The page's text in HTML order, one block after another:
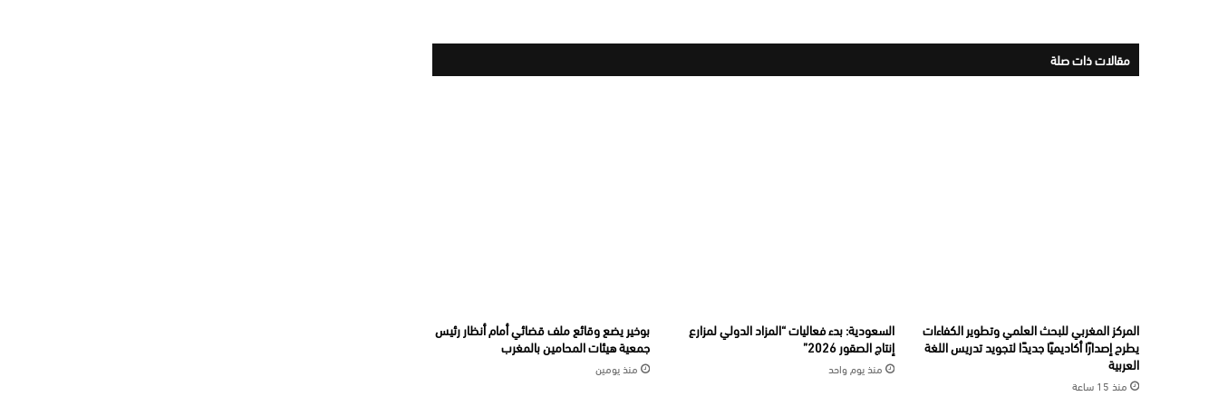
مقالات ذات صلة
المركز المغربي للبحث العلمي وتطوير الكفاءات
يطرح إصدارًا أكاديميًا جديدًا لتجويد تدريس اللغة
العربية
منذ 15 ساعة
السعودية: بدء فعاليات “المزاد الدولي لمزارع
إنتاج الصقور 2026”
منذ يوم واحد
بوخير يضع وقائع ملف قضائي أمام أنظار رئيس
جمعية هيئات المحامين بالمغرب
منذ يومين